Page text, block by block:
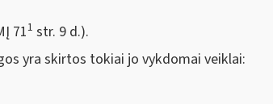
711 str. 9 d.).
yra skirtos tokiai jo vykdomai veiklai: